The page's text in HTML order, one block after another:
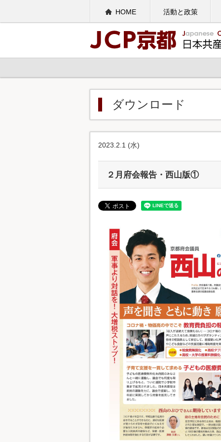
HOME 活動と政策
ダウンロード
2023.2.1 (水)
２月府会報告・西山版①